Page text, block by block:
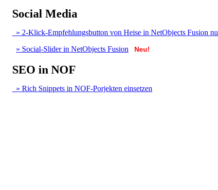
Social Media
» 2-Klick-Empfehlungsbutton von Heise in NetObjects Fusion
» Social-Slider in NetObjects Fusion
Neu!
SEO in NOF
» Rich Snippets in NOF-Porjekten einsetzen